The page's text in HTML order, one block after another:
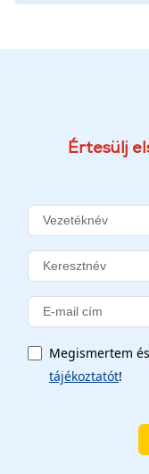
Értesülj
Megismertem
tájékoztatót!